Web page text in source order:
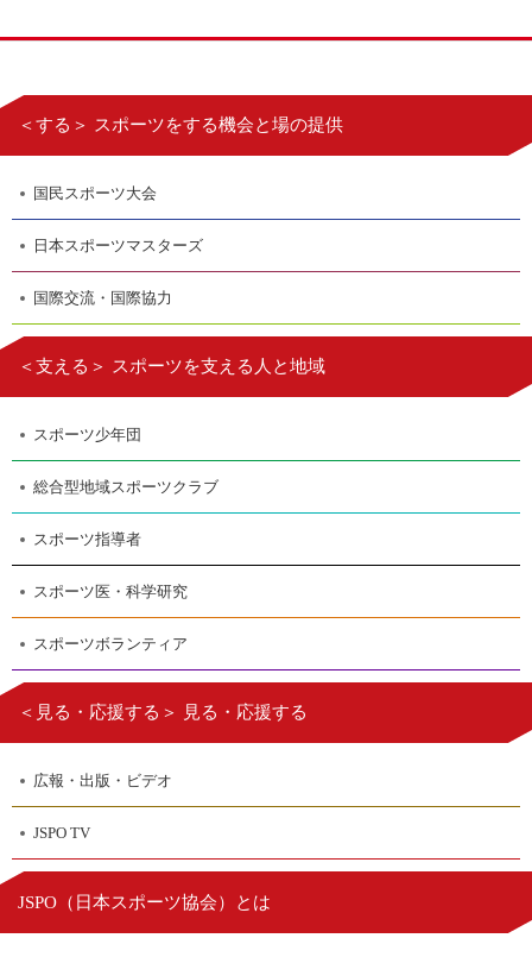
＜する＞ スポーツをする機会と場の提供
国民スポーツ大会
日本スポーツマスターズ
国際交流・国際協力
＜支える＞ スポーツを支える人と地域
スポーツ少年団
総合型地域スポーツクラブ
スポーツ指導者
スポーツ医・科学研究
スポーツボランティア
＜見る・応援する＞ 見る・応援する
広報・出版・ビデオ
JSPO TV
JSPO（ 日本スポーツ協会）とは